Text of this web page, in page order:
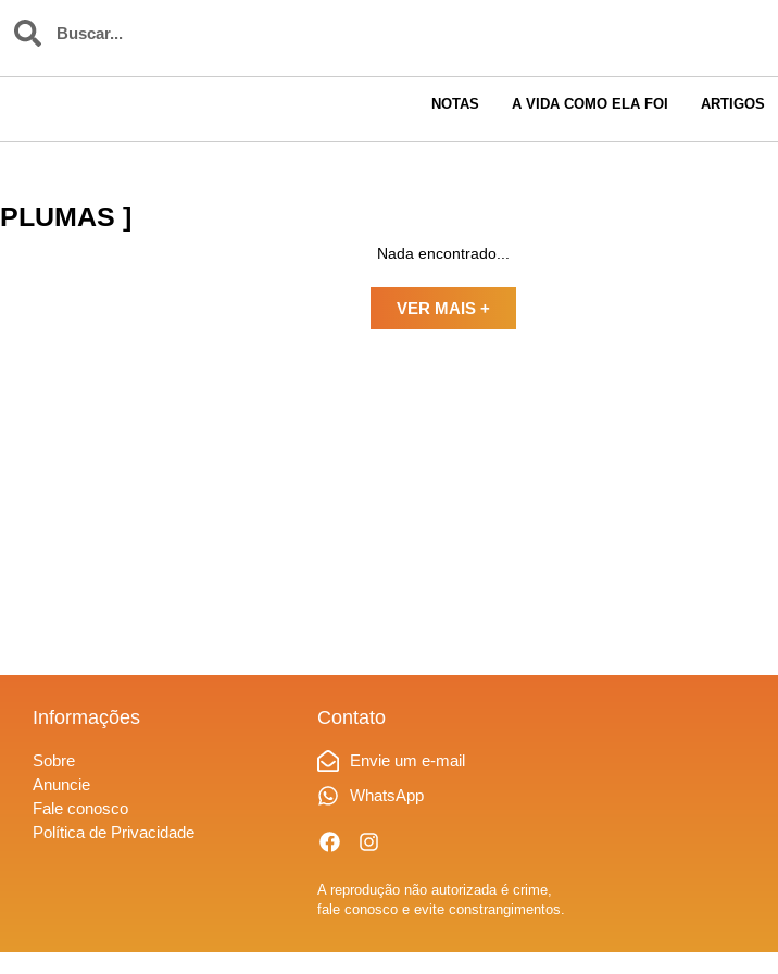
NOTAS A VIDA COMO ELA FOI ARTIGOS
PLUMAS ]
Nada encontrado...
VER MAIS +
Informações
Sobre
Anuncie
Fale conosco
Política de Privacidade
Contato
Envie um e-mail
WhatsApp
A reprodução não autorizada é crime,
fale conosco e evite constrangimentos.